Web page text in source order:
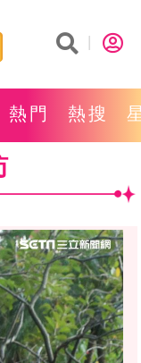
熱門 熱搜